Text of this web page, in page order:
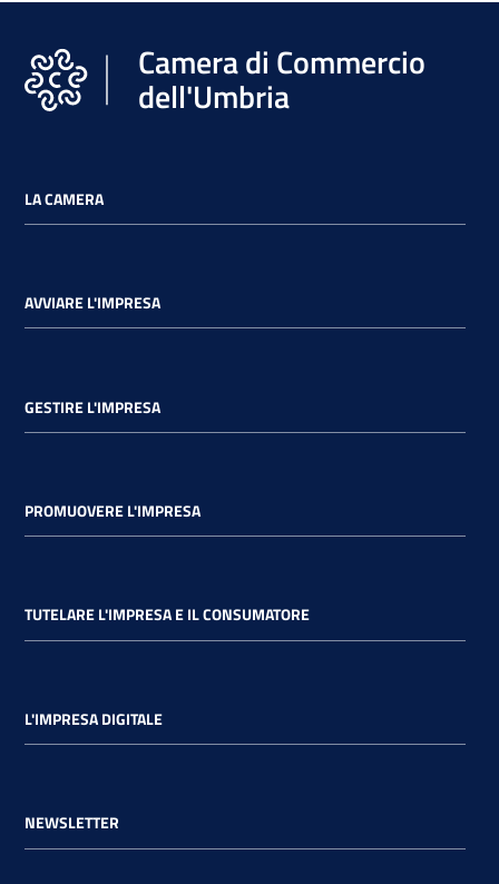
Camera di Commercio
dell'Umbria
LA CAMERA
AVVIARE L'IMPRESA
GESTIRE L'IMPRESA
PROMUOVERE L'IMPRESA
TUTELARE L'IMPRESA E IL CONSUMATORE
L'IMPRESA DIGITALE
NEWSLETTER